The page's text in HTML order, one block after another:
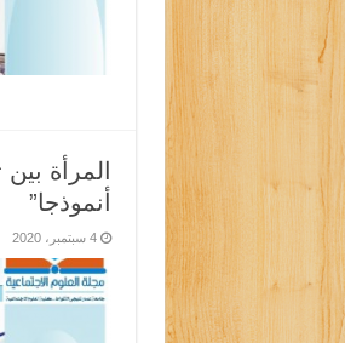
المرأة
أنموذجا”
4 سبتمبر، 2020